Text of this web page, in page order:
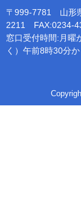
〒999-7781 山形
2211 FAX:0234-
窓口受付時間:月曜
く）午前8時30分